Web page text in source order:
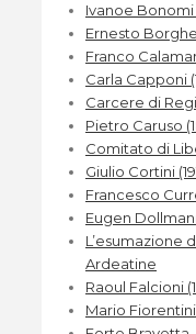
Ivanoe Bonomi
Ernesto
Franco
Carla Capponi
Carcere di
Pietro Caruso
Comitato di
Giulio Cortini
Francesco
Eugen
L’esumazione
Ardeatine
Raoul Falcioni
Mario Fiorentini